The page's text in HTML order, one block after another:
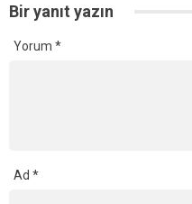
Bir yanıt yazın
Yorum *
Ad *